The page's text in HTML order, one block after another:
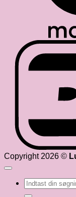
Copyright 2026 ©
Søg
efter: